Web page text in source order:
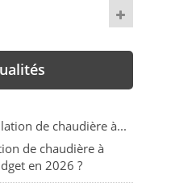
de chaudière à
en 2026 ?